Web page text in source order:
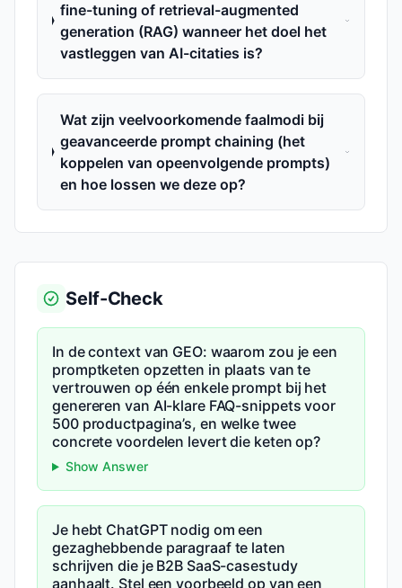
fine-tuning of retrieval-augmented
generation (RAG) wanneer het doel het
vastleggen van AI-citaties is?
Wat zijn veelvoorkomende faalmodi bij
geavanceerde prompt chaining (het
koppelen van opeenvolgende prompts)
en hoe lossen we deze op?
Self-Check
In de context van GEO: waarom zou je een
promptketen opzetten in plaats van te
vertrouwen op één enkele prompt bij het
genereren van AI-klare FAQ-snippets voor
500 productpagina’s, en welke twee
concrete voordelen levert die keten op?
Show Answer
Je hebt ChatGPT nodig om een
gezaghebbende paragraaf te laten
schrijven die je B2B SaaS-casestudy
aanhaalt. Stel een voorbeeld op van een